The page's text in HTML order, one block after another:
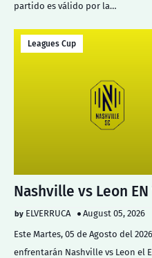
partido es válido por la…
Leagues Cup
Nashville vs Leon EN
ELVERRUCA
August 05, 2026
Este Martes, 05 de Agosto del
enfrentarán Nashville vs Leon el